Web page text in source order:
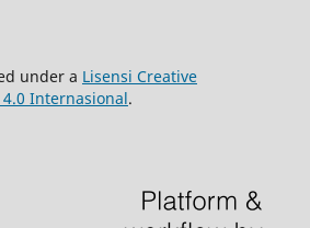
under a Lisensi Creative
Internasional.